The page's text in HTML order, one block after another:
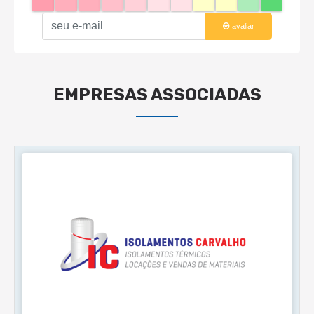
avaliar
EMPRESAS ASSOCIADAS